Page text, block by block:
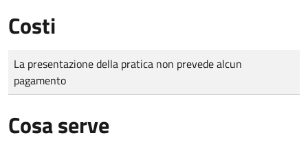
Costi
Tipo di pagamento
Importo
La presentazione della pratica non prevede alcun
pagamento
Cosa serve